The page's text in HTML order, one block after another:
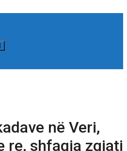
në Veri,
re, shfaqja zgjati